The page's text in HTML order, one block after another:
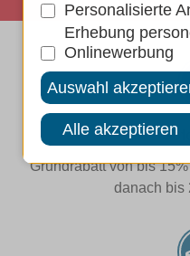
Grundrabatt von bis
danach bis
Personalisierte
Erhebung
Onlinewerbung